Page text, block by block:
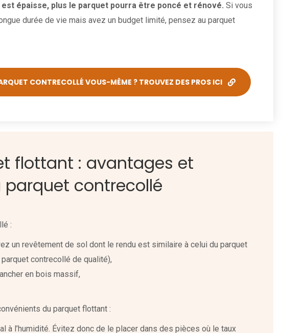
est épaisse, plus le parquet pourra être poncé et rénové. Si vous
durée de vie mais avez un budget limité, pensez au parquet
CONTRECOLLÉ VOUS-MÊME ? TROUVEZ DES PROS ICI
flottant : avantages et
contrecollé
:
un revêtement de sol dont le rendu est similaire à celui du parquet
contrecollé de qualité),
en bois massif,
du parquet flottant :
à l’humidité. Évitez donc de le placer dans des pièces où le taux